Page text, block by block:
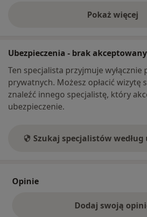
Pokaż więcej
o adresie
Ubezpieczenia - brak
Ten specjalista przyjmuje wyłącznie
prywatnych. Możesz opłacić wizytę
znaleźć innego specjalistę, który
ubezpieczenie.
Szukaj specjalistów według
Opinie
Dodaj swoją